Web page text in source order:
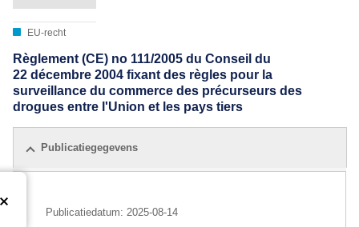
EU-recht
Règlement (CE) no 111/2005 du Conseil du
22 décembre 2004 fixant des règles pour la
surveillance du commerce des précurseurs des
drogues entre l'Union et les pays tiers
Publicatiegegevens
Publicatiedatum: 2025-08-14